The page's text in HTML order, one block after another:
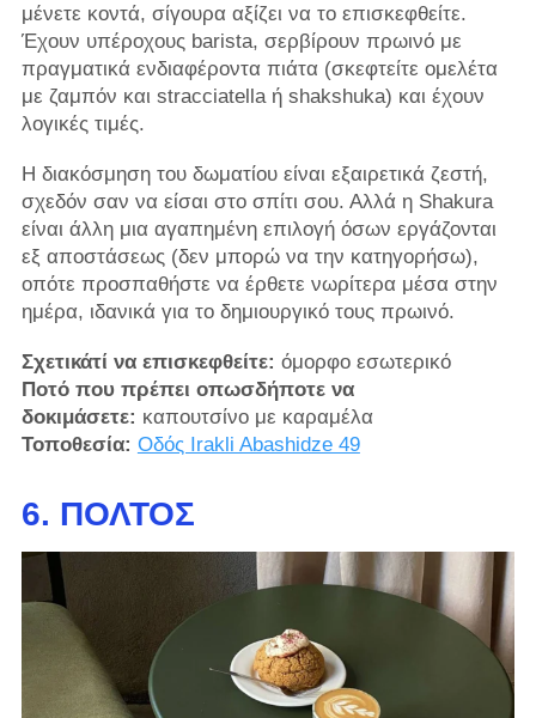
μένετε κοντά, σίγουρα αξίζει να το επισκεφθείτε.
Έχουν υπέροχους barista, σερβίρουν πρωινό με
πραγματικά ενδιαφέροντα πιάτα (σκεφτείτε ομελέτα
με ζαμπόν και stracciatella ή shakshuka) και έχουν
λογικές τιμές.
Η διακόσμηση του δωματίου είναι εξαιρετικά ζεστή,
σχεδόν σαν να είσαι στο σπίτι σου. Αλλά η Shakura
είναι άλλη μια αγαπημένη επιλογή όσων εργάζονται
εξ αποστάσεως (δεν μπορώ να την κατηγορήσω),
οπότε προσπαθήστε να έρθετε νωρίτερα μέσα στην
ημέρα, ιδανικά για το δημιουργικό τους πρωινό.
Σχετικάτί να επισκεφθείτε: όμορφο εσωτερικό
Ποτό που πρέπει οπωσδήποτε να
δοκιμάσετε: καπουτσίνο με καραμέλα
Τοποθεσία: Οδός Irakli Abashidze 49
6. ΠΟΛΤΌΣ